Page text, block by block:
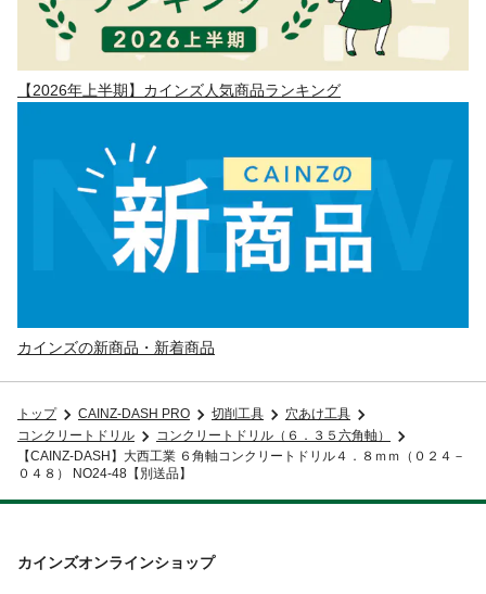
【2026年上半期】カインズ人気商品ランキング
カインズの新商品・新着商品
トップ CAINZ-DASH PRO 切削工具
穴あけ工具
コンクリートドリル
コンクリートドリル（６．３５六角軸）
【CAINZ-DASH】大西工業 ６角軸コンクリートドリル４．８ｍｍ（０２４－
０４８） NO24-48【別送品】
カインズオンラインショップ